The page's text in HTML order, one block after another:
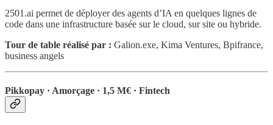
2501.ai permet de déployer des agents d’IA en quelques lignes de
code dans une infrastructure basée sur le cloud, sur site ou hybride.
Tour de table réalisé par : Galion.exe, Kima Ventures, Bpifrance,
business angels
Pikkopay · Amorçage · 1,5 M€ · Fintech